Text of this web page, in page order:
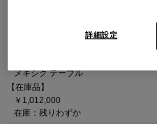
メキシク テーブル
【在庫品】
￥1,012,000
在庫：残りわずか
詳細設定